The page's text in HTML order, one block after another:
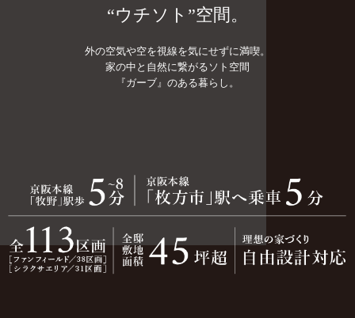
“ウチソト”空間。
外の空気や空を視線を気にせずに満喫。
家の中と自然に繋がるソト空間
『ガーブ』のある暮らし。